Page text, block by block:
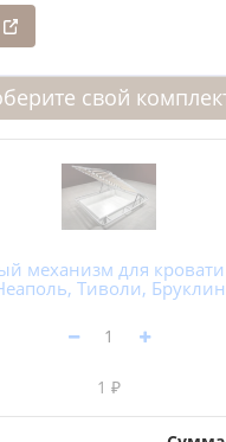
свой
механизм для
Тиволи, Бруклин
1 ₽